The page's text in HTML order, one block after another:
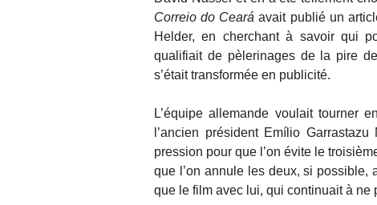
Correio do Ceará avait publié un
Helder, en cherchant à savoir qui
qualifiait de pèlerinages de la pire
s’était transformée en publicité.
L’équipe allemande voulait tourner
l’ancien président Emílio
pression pour que l’on évite le
que l’on annule les deux, si possible,
que le film avec lui, qui continuait à